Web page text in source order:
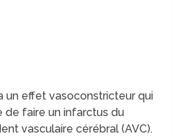
un effet vasoconstricteur qui
de faire un infarctus du
vasculaire cérébral (AVC).